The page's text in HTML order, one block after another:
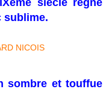
siècle règne
sublime.
sombre et touffue